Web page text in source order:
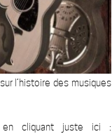
l’histoire des musiques
cliquant juste ici :